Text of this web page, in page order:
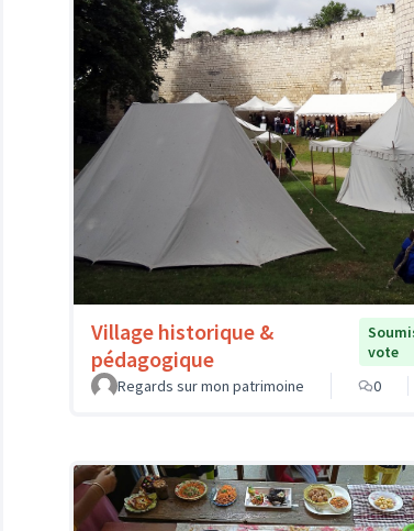
Village historique &
pédagogique
vote
Regards sur mon patrimoine
0